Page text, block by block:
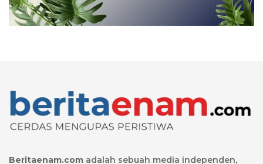
Beritaenam.com adalah sebuah media independen,